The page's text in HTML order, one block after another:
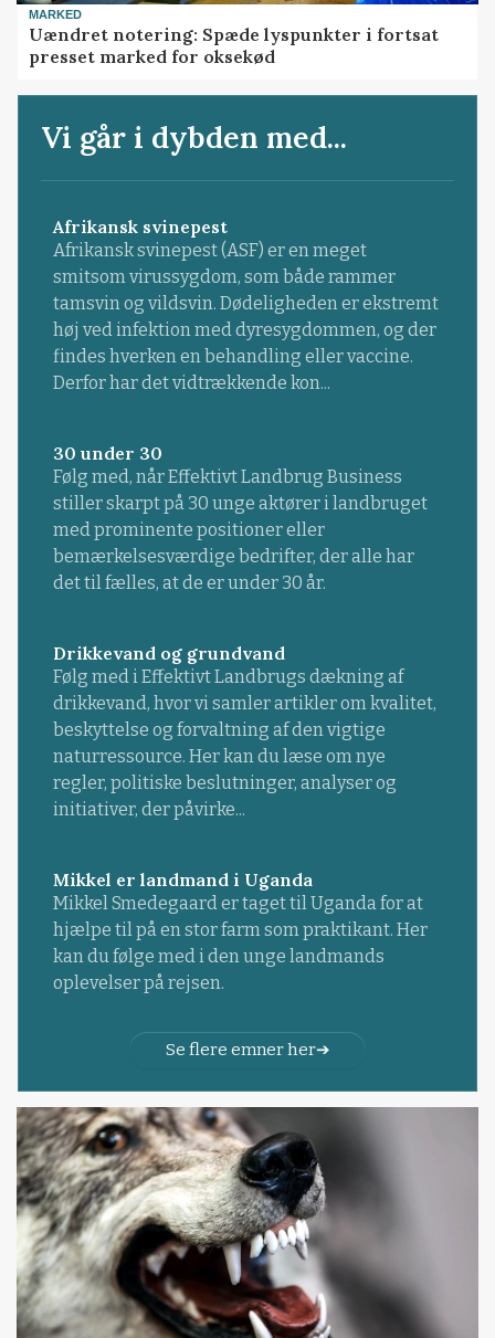
MARKED
Uændret notering: Spæde lyspunkter i fortsat
presset marked for oksekød
Vi går i dybden med...
Afrikansk svinepest
Afrikansk svinepest (ASF) er en meget
smitsom virussygdom, som både rammer
tamsvin og vildsvin. Dødeligheden er ekstremt
høj ved infektion med dyresygdommen, og der
findes hverken en behandling eller vaccine.
Derfor har det vidtrækkende kon...
30 under 30
Følg med, når Effektivt Landbrug Business
stiller skarpt på 30 unge aktører i landbruget
med prominente positioner eller
bemærkelsesværdige bedrifter, der alle har
det til fælles, at de er under 30 år.
Drikkevand og grundvand
Følg med i Effektivt Landbrugs dækning af
drikkevand, hvor vi samler artikler om kvalitet,
beskyttelse og forvaltning af den vigtige
naturressource. Her kan du læse om nye
regler, politiske beslutninger, analyser og
initiativer, der påvirke...
Mikkel er landmand i Uganda
Mikkel Smedegaard er taget til Uganda for at
hjælpe til på en stor farm som praktikant. Her
kan du følge med i den unge landmands
oplevelser på rejsen.
Se flere emner her